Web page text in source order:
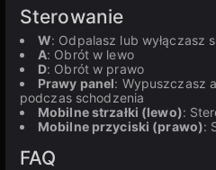
Sterowanie
W: Odpalasz lub wyłączasz
A: Obrót w lewo
D: Obrót w prawo
Prawy panel: Wypuszczasz
podczas schodzenia
Mobilne strzałki (lewo):
Mobilne przyciski (prawo):
FAQ